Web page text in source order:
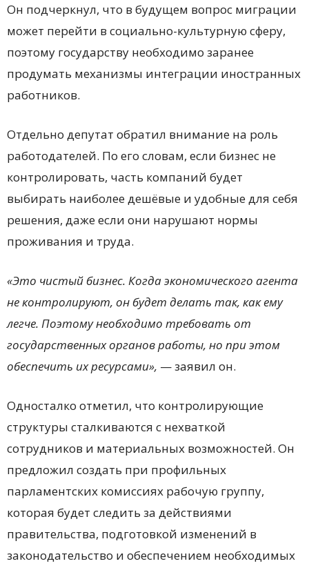
Он подчеркнул, что в будущем вопрос миграции
может перейти в социально-культурную сферу,
поэтому государству необходимо заранее
продумать механизмы интеграции иностранных
работников.
Отдельно депутат обратил внимание на роль
работодателей. По его словам, если бизнес не
контролировать, часть компаний будет
выбирать наиболее дешёвые и удобные для себя
решения, даже если они нарушают нормы
проживания и труда.
«Это чистый бизнес. Когда экономического агента
не контролируют, он будет делать так, как ему
легче. Поэтому необходимо требовать от
государственных органов работы, но при этом
обеспечить их ресурсами», — заявил он.
Односталко отметил, что контролирующие
структуры сталкиваются с нехваткой
сотрудников и материальных возможностей. Он
предложил создать при профильных
парламентских комиссиях рабочую группу,
которая будет следить за действиями
правительства, подготовкой изменений в
законодательство и обеспечением необходимых